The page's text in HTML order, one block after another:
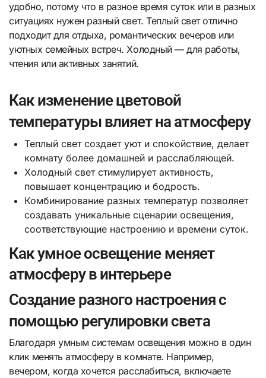
удобно, потому что в разное время суток или в разных
ситуациях нужен разный свет. Теплый свет отлично
подходит для отдыха, романтических вечеров или
уютных семейных встреч. Холодный — для работы,
чтения или активных занятий.
Как изменение цветовой
температуры влияет на атмосферу
Теплый свет создает уют и спокойствие, делает
комнату более домашней и расслабляющей.
Холодный свет стимулирует активность,
повышает концентрацию и бодрость.
Комбинирование разных температур позволяет
создавать уникальные сценарии освещения,
соответствующие настроению и времени суток.
Как умное освещение меняет
атмосферу в интерьере
Создание разного настроения с
помощью регулировки света
Благодаря умным системам освещения можно в один
клик менять атмосферу в комнате. Например,
вечером, когда хочется расслабиться, включаете